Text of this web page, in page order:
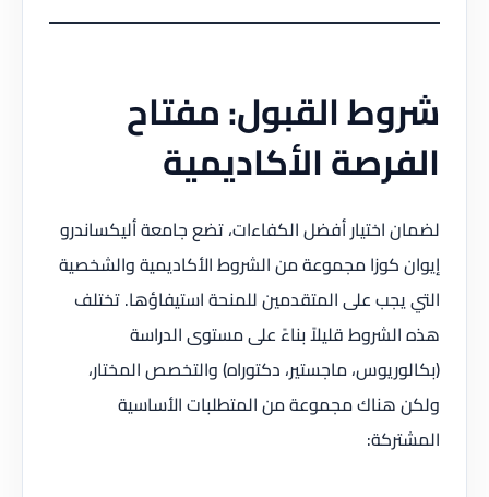
شروط القبول: مفتاح
الفرصة الأكاديمية
لضمان اختيار أفضل الكفاءات، تضع جامعة أليكساندرو
إيوان كوزا مجموعة من الشروط الأكاديمية والشخصية
التي يجب على المتقدمين للمنحة استيفاؤها. تختلف
هذه الشروط قليلاً بناءً على مستوى الدراسة
(بكالوريوس، ماجستير، دكتوراه) والتخصص المختار،
ولكن هناك مجموعة من المتطلبات الأساسية
المشتركة: